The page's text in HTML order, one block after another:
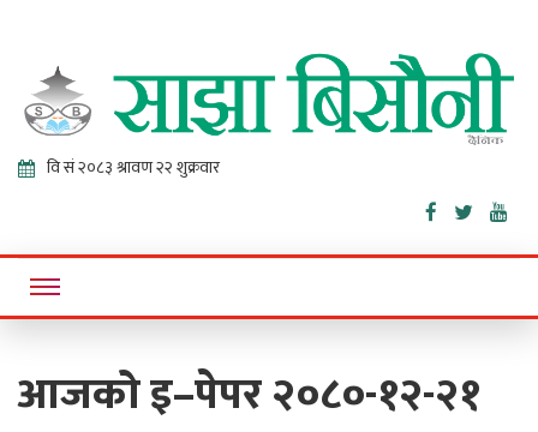
Sajha
Bisaunee
Online News Portal
आजको इ–पेपर २०८०-१२-२१